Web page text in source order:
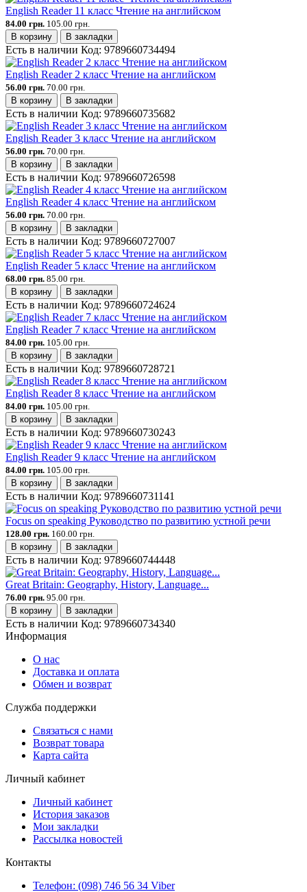
English Reader 11 класс Чтение на английском
84.00 грн. 105.00 грн.
В корзину
В закладки
Есть в наличии Код: 9789660734494
English Reader 2 класс Чтение на английском
56.00 грн. 70.00 грн.
В корзину
В закладки
Есть в наличии Код: 9789660735682
English Reader 3 класс Чтение на английском
56.00 грн. 70.00 грн.
В корзину
В закладки
Есть в наличии Код: 9789660726598
English Reader 4 класс Чтение на английском
56.00 грн. 70.00 грн.
В корзину
В закладки
Есть в наличии Код: 9789660727007
English Reader 5 класс Чтение на английском
68.00 грн. 85.00 грн.
В корзину
В закладки
Есть в наличии Код: 9789660724624
English Reader 7 класс Чтение на английском
84.00 грн. 105.00 грн.
В корзину
В закладки
Есть в наличии Код: 9789660728721
English Reader 8 класс Чтение на английском
84.00 грн. 105.00 грн.
В корзину
В закладки
Есть в наличии Код: 9789660730243
English Reader 9 класс Чтение на английском
84.00 грн. 105.00 грн.
В корзину
В закладки
Есть в наличии Код: 9789660731141
Focus on speaking Руководство по развитию устной речи
128.00 грн. 160.00 грн.
В корзину
В закладки
Есть в наличии Код: 9789660744448
Great Britain: Geography, History, Language...
76.00 грн. 95.00 грн.
В корзину
В закладки
Есть в наличии Код: 9789660734340
Информация
О нас
Доставка и оплата
Обмен и возврат
Служба поддержки
Связаться с нами
Возврат товара
Карта сайта
Личный кабинет
Личный кабинет
История заказов
Мои закладки
Рассылка новостей
Контакты
Телефон: (098) 746 56 34 Viber